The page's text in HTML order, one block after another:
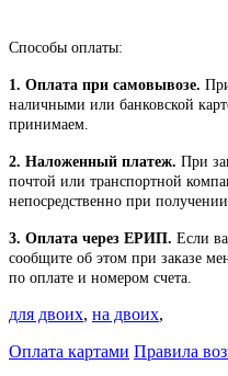
Способы оплаты:
1. Оплата при самовывозе.
наличными или банковской
принимаем.
2. Наложенный платеж. При
почтой или транспортной
непосредственно при получении
3. Оплата через ЕРИП. Если
сообщите об этом при заказе
по оплате и номером счета.
для двоих, на двоих,
Оплата картами Правила